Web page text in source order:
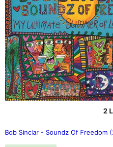
2
Bob Sinclar - Soundz Of Freedom